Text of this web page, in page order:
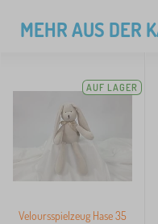
MEHR AUS DER
AUF LAGER
Veloursspielzeug Hase 35